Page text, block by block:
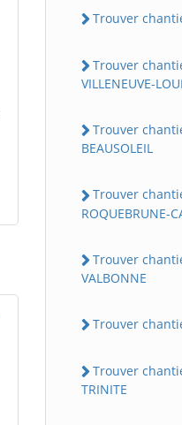
Trouver
Trouver
VILLENEUVE-
Trouver
BEAUSOLEIL
Trouver
ROQUEBRUNE-
Trouver
VALBONNE
Trouver
Trouver
TRINITE